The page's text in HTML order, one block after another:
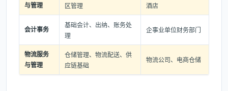
与管理
区管理
酒店
会计事务
基础会计、出纳、账务处
理
企事业单位财务部门
物流服务
与管理
仓储管理、物流配送、供
应链基础
物流公司、电商仓储